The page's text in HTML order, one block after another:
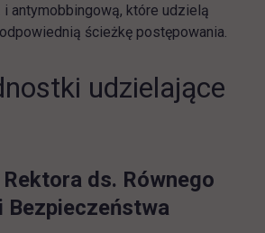
i antymobbingową, które udzielą
ścieżkę postępowania.
udzielające
Rektora ds. Równego
Bezpieczeństwa